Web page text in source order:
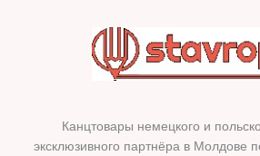
Канцтовары немецкого и
эксклюзивного партнёра в Молдове